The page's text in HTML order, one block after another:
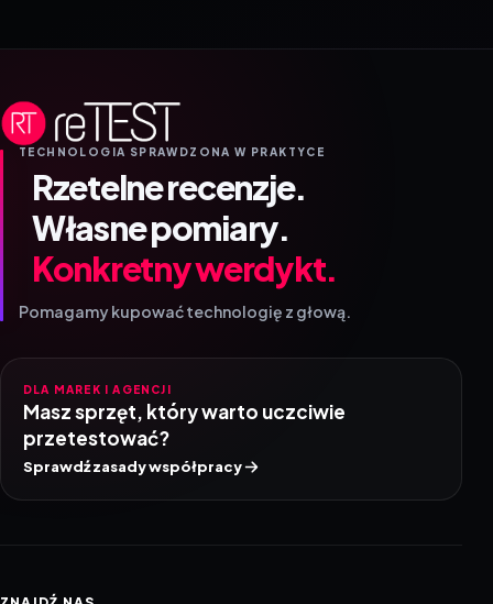
TECHNOLOGIA SPRAWDZONA W PRAKTYCE
Rzetelne recenzje.
Własne pomiary.
Konkretny werdykt.
Pomagamy kupować technologię z głową.
DLA MAREK I AGENCJI
Masz sprzęt, który warto uczciwie
przetestować?
Sprawdź zasady współpracy